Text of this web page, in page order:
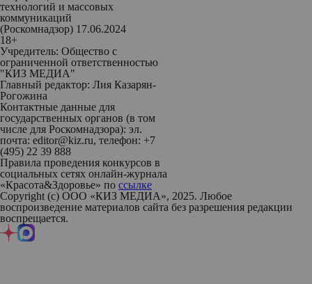
технологий и массовых
коммуникаций
(Роскомнадзор) 17.06.2024
18+
Учредитель: Общество с
ограниченной ответственностью
"КИЗ МЕДИА"
Главный редактор: Лия Казарян-
Рогожина
Контактные данные для
государственных органов (в том
числе для Роскомнадзора): эл.
почта: editor@kiz.ru, телефон: +7
(495) 22 39 888
Правила проведения конкурсов в
социальных сетях онлайн-журнала
«Красота&Здоровье» по ссылке
Copyright (с) ООО «КИЗ МЕДИА», 2025. Любое
воспроизведение материалов сайта без разрешения редакции
воспрещается.